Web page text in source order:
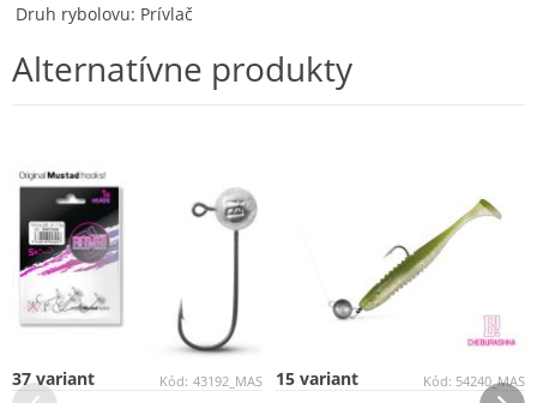
Druh rybolovu Prívlač
Alternatívne produkty
Kód: 43192_MAS
37 variant Kód: 54240_MAS
15 variant